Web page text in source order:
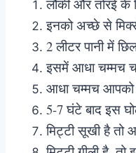
लौकी और तोरई
इनको अच्छे से
2 लीटर पानी में
इसमें आधा चम्मच
आधा चम्मच आपको
5-7 घंटे बाद इस
मिट्टी सूखी है तो